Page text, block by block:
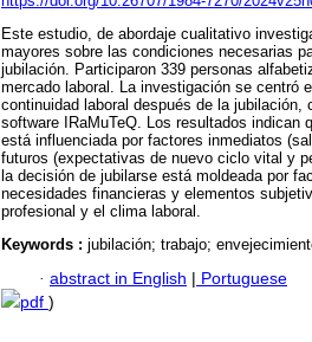
Este estudio, de abordaje cualitativo
mayores sobre las condiciones necesarias
jubilación. Participaron 339 personas
mercado laboral. La investigación se centró
continuidad laboral después de la jubilación,
software IRaMuTeQ. Los resultados indican
está influenciada por factores inmediatos
futuros (expectativas de nuevo ciclo vital y
la decisión de jubilarse está moldeada por
necesidades financieras y elementos
profesional y el clima laboral.
Keywords : jubilación; trabajo;
· abstract in English | Portuguese
pdf )